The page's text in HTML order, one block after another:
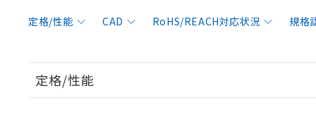
定格/性能 CAD RoHS/REACH対応状況 規格
定格/性能